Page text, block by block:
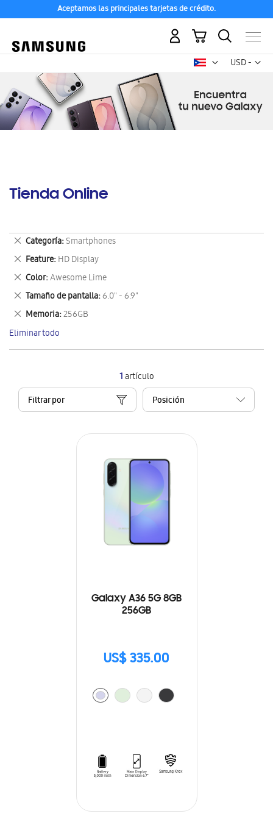
Aceptamos las principales tarjetas de crédito.
USD -
dólar
Mi carrito
Tienda Online
1artículo
Filtrar por
Galaxy A36 5G 8GB
256GB
US$ 335.00
Categoría Smartphones
Eliminar
este
artículo
Feature HD Display
Eliminar
este
artículo
Color Awesome Lime
Eliminar
este
artículo
Tamaño de pantalla 6.0" - 6.9"
Eliminar
este
artículo
Memoria 256GB
Eliminar
este
artículo
Eliminar todo